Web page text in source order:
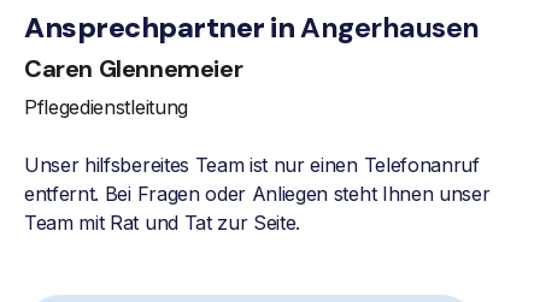
Ansprechpartner inAngerhausen
Caren Glennemeier
Pflegedienstleitung
Unser hilfsbereites Team ist nur einen Telefonanruf
entfernt. Bei Fragen oder Anliegen steht Ihnen unser
Team mit Rat und Tat zur Seite.